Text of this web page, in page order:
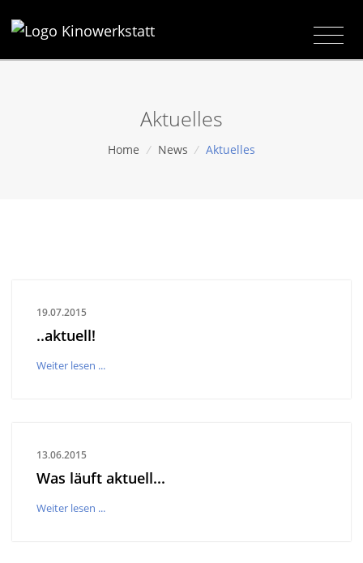
Aktuelles
Home / News / Aktuelles
19.07.2015
..aktuell!
Weiter lesen ...
13.06.2015
Was läuft aktuell...
Weiter lesen ...